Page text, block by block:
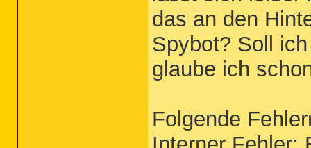
das an den
Spybot? Soll
glaube ich
Folgende